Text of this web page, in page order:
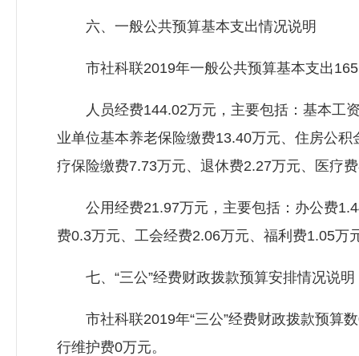
六、一般公共预算基本支出情况说明
市社科联2019年一般公共预算基本支出
人员经费144.02万元，主要包括：基本工资
业单位基本养老保险缴费13.40万元、住房公
疗保险缴费7.73万元、退休费2.27万元、医疗
公用经费21.97万元，主要包括：办公费
费0.3万元、工会经费2.06万元、福利费1.05
七、“三公”经费财政拨款预算安排情况说明
市社科联2019年“三公”经费财政拨款预算数
行维护费0万元。